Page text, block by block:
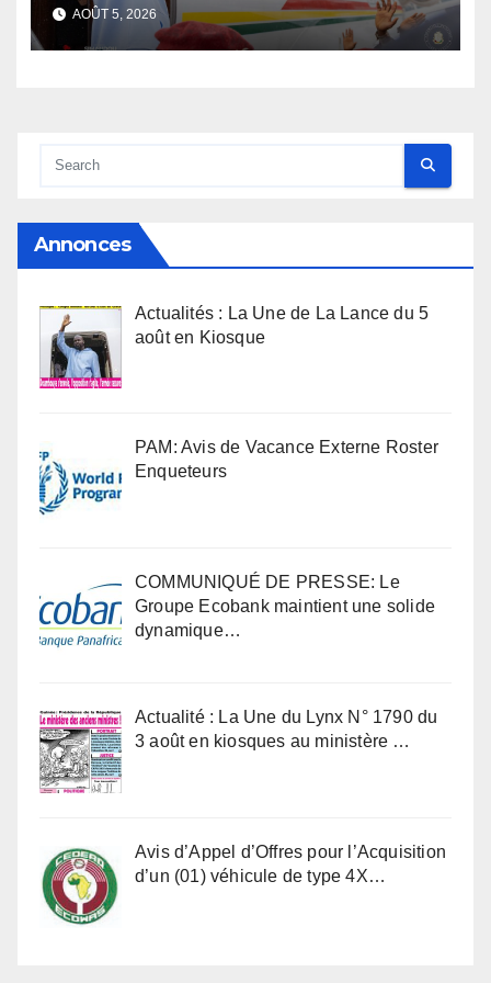
l’armée rassure
AOÛT 5, 2026
Annonces
Actualités : La Une de La Lance du 5
août en Kiosque
PAM: Avis de Vacance Externe Roster
Enqueteurs
COMMUNIQUÉ DE PRESSE: Le
Groupe Ecobank maintient une solide
dynamique…
Actualité : La Une du Lynx N° 1790 du
3 août en kiosques au ministère …
Avis d’Appel d’Offres pour l’Acquisition
d’un (01) véhicule de type 4X…